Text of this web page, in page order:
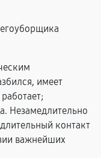
имеет
Незамедлительно
контакт
важнейших